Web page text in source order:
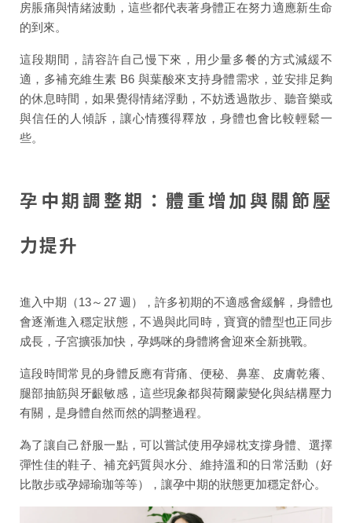
房脹痛與情緒波動，這些都代表著身體正在努力適應新生命
的到來。
這段期間，請容許自己慢下來，用少量多餐的方式減緩不
適，多補充維生素 B6 與葉酸來支持身體需求，並安排足夠
的休息時間，如果覺得情緒浮動，不妨透過散步、聽音樂或
與信任的人傾訴，讓心情獲得釋放，身體也會比較輕鬆一
些。
孕中期調整期：體重增加與關節壓
力提升
進入中期（13～27 週），許多初期的不適感會緩解，身體也
會逐漸進入穩定狀態，不過與此同時，寶寶的體型也正同步
成長，子宮擴張加快，孕媽咪的身體將會迎來全新挑戰。
這段時間常見的身體反應有背痛、便秘、鼻塞、皮膚乾癢、
腿部抽筋與牙齦敏感，這些現象都與荷爾蒙變化與結構壓力
有關，是身體自然而然的調整過程。
為了讓自己舒服一點，可以嘗試使用孕婦枕支撐身體、選擇
彈性佳的鞋子、補充鈣質與水分、維持溫和的日常活動（好
比散步或孕婦瑜珈等等），讓孕中期的狀態更加穩定舒心。